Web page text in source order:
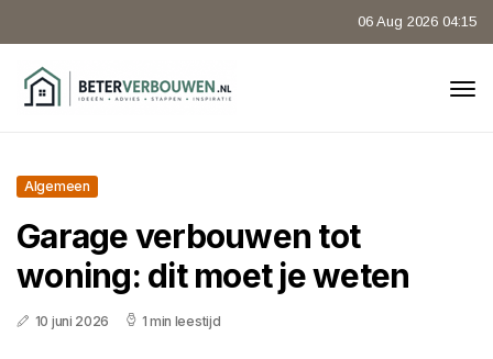
06 Aug 2026 04:15
Algemeen
Garage verbouwen tot
woning: dit moet je weten
10 juni 2026 1 min leestijd